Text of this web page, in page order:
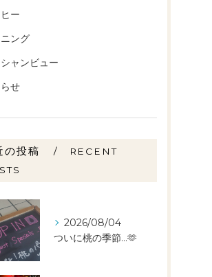
ー
ング
ャンビュー
せ
の投稿
RECENT
2026/08/04
ついに桃の季節…🫶